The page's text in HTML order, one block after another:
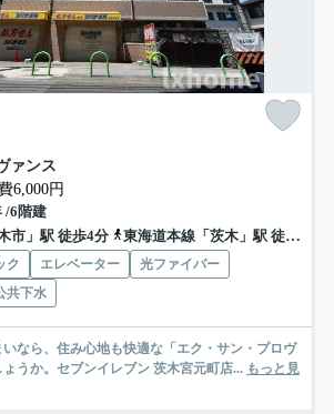
ァンス
6,000円
/6階建
市」駅 徒歩4分
東海道本線「茨木」駅 徒歩20分
ク エレベーター
光ファイバー
共下水
なら、住み心地も快適な「エク・サン・プロヴ
うか。セブンイレブン 茨木宮元町店... もっと見